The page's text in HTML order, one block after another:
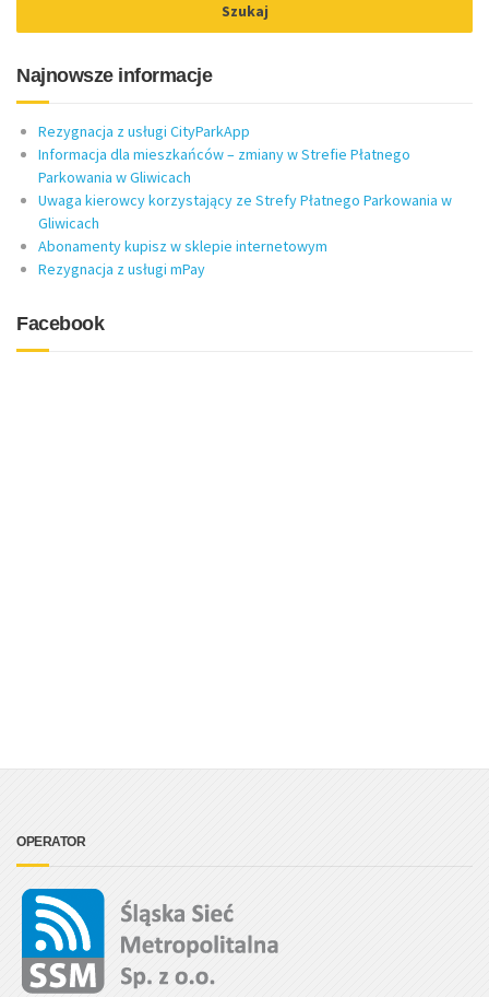
Najnowsze informacje
Rezygnacja z usługi CityParkApp
Informacja dla mieszkańców – zmiany w Strefie Płatnego
Parkowania w Gliwicach
Uwaga kierowcy korzystający ze Strefy Płatnego Parkowania w
Gliwicach
Abonamenty kupisz w sklepie internetowym
Rezygnacja z usługi mPay
Facebook
OPERATOR